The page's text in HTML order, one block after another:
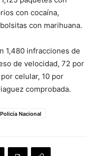
con cocaína,
con marihuana.
1,480 infracciones de
de velocidad, 72 por
celular, 10 por
comprobada.
Policía Nacional